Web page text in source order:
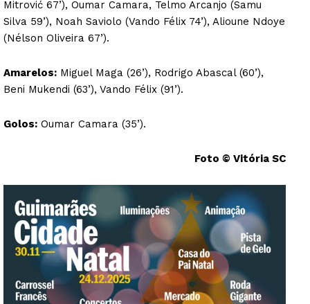
Mitrović 67’), Oumar Camara, Telmo Arcanjo (Samu
Silva 59’), Noah Saviolo (Vando Félix 74’), Alioune Ndoye
(Nélson Oliveira 67’).
Amarelos: Miguel Maga (26’), Rodrigo Abascal (60’),
Beni Mukendi (63’), Vando Félix (91’).
Golos: Oumar Camara (35’).
Foto © Vitória SC